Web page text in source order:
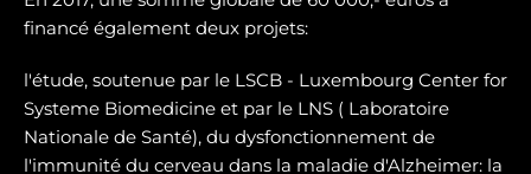
financé également deux projets:
l'étude, soutenue par le LSCB - Luxembourg Center for
Systeme Biomedicine et par le LNS ( Laboratoire
Nationale de Santé), du dysfonctionnement de
l'immunité du cerveau dans la maladie d'Alzheimer: la